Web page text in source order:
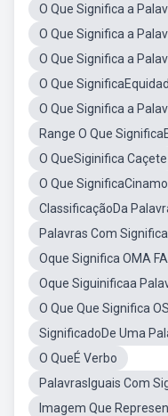
O Que Significa a
O Que Significa a
O Que Significa a
O Que
O Que Significa a
Range O Que
O QueSiginifica Caçete
O Que
ClassificaçãoDa
Palavras Com
Oque Significa OMA FA
Oque Siguinificaa
O Que Que Significa
SignificadoDe Uma
O QueÉ Verbo
PalavrasIguais Com
Imagem Que